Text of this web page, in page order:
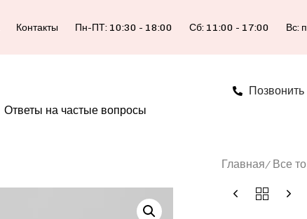
Контакты Пн-ПТ: 10:30 - 18:00 Сб: 11:00 - 17:00 Вс:
Ответы на частые вопросы
Позвонить
Главная Все